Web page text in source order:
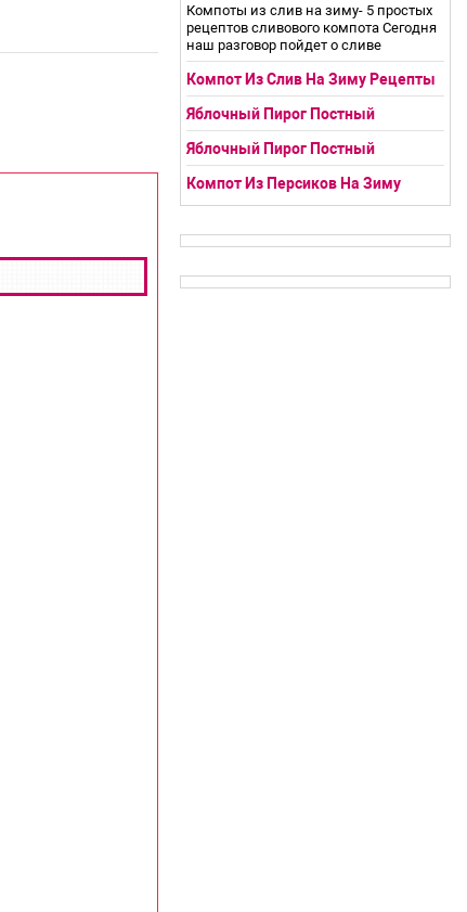
Компоты из слив на зиму- 5 простых
рецептов сливового компота Сегодня
наш разговор пойдет о сливе
Компот Из Слив На Зиму Рецепты
Яблочный Пирог Постный
Яблочный Пирог Постный
Компот Из Персиков На Зиму